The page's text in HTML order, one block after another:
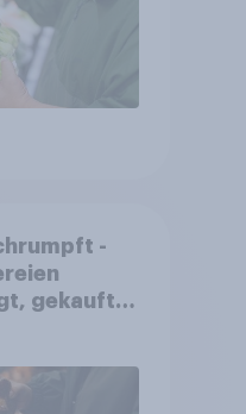
-
gekauft